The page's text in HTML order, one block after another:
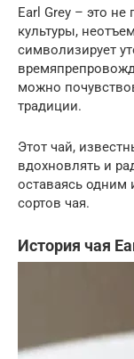
Earl Grey – это не
культуры,
символизирует
можно
традиции.
Этот чай,
вдохновлять и
оставаясь
сортов чая.
История чая